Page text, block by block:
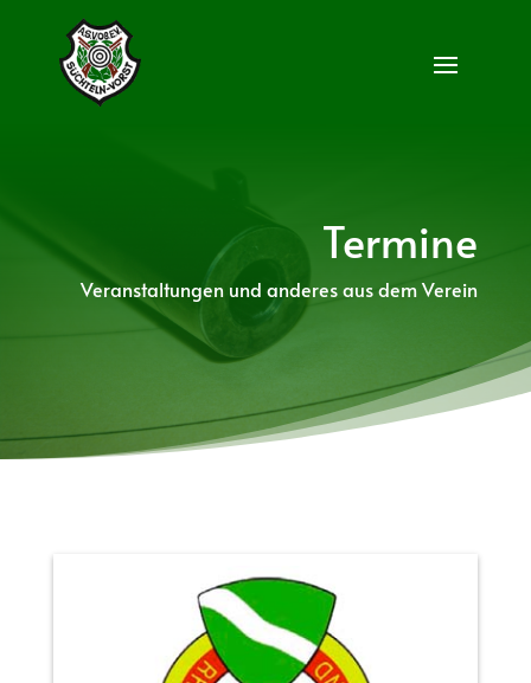
Termine
Veranstaltungen und anderes aus dem Verein